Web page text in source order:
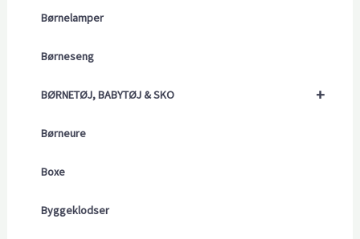
Børnelamper
Børneseng
+
BØRNETØJ, BABYTØJ & SKO
Børneure
Boxe
Byggeklodser